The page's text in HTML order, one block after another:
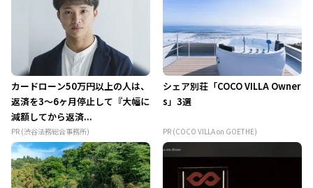
カードローン50万円以上の人は、
返済を3～6ヶ月停止して『大幅に
減額してから返済...
PR (渋谷法務総合事務所)
シェア別荘「COCO VILLA Owner
s」3選
PR (COCO VILLA on GOETHE)